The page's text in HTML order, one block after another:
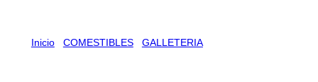
Inicio/ COMESTIBLES/ GALLETERIA/ TRITON